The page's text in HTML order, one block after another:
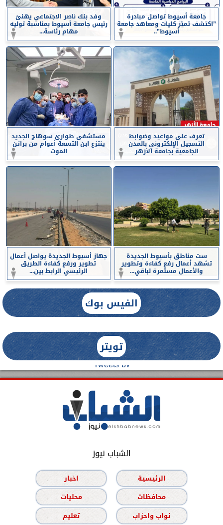
جامعة أسيوط تواصل مبادرة
”اكتشف تميّز كليات ومعاهد جامعة
أسيوط”..
وفد بنك ناصر الاجتماعي يهنئ
رئيس جامعة أسيوط بمناسبة توليه
مهام رئاسة...
تعرف على مواعيد وضوابط
التسجيل الإلكتروني بالمدن
الجامعية بجامعة الأزهر
مستشفى طوارئ سوهاج الجديد
ينتزع ابن التسعة أعوام من براثن
الموت
ست مناطق بأسيوط الجديدة
تشهد أعمال رفع كفاءة وتطوير
والأعمال مستمرة لباقي...
جهاز أسيوط الجديدة يواصل أعمال
تطوير ورفع كفاءة الطريق
الرئيسي الرابط بين...
الفيس بوك
تويتر
Tweets by
الشباب نيوز
الرئيسية
اخبار
محافظات
محليات
نواب واحزاب
تعليم